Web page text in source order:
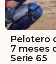
Pelotero
7 meses
Serie 65